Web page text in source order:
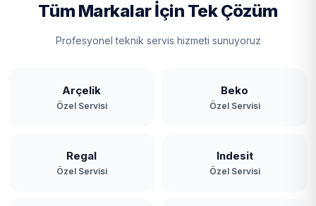
Tüm Markalar İçin Tek Çözüm
Profesyonel teknik servis hizmeti sunuyoruz
Arçelik
Özel Servisi
Beko
Özel Servisi
Regal
Özel Servisi
Indesit
Özel Servisi